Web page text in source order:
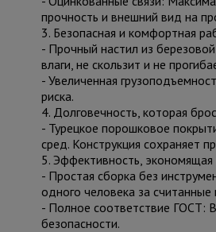
прочность и внешний вид на
3. Безопасная и комфортная
- Прочный настил из
влаги, не скользит и не
- Увеличенная
риска.
4. Долговечность, которая
- Турецкое порошковое
сред. Конструкция сохраняет
5. Эффективность,
- Простая сборка без
одного человека за считанные
- Полное соответствие ГОСТ:
безопасности.